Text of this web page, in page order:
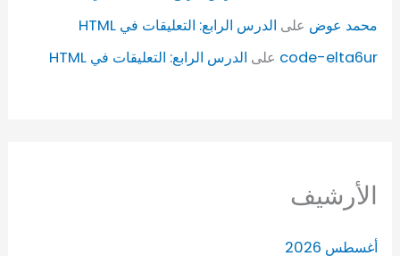
محمد عوض على الدرس الرابع: التعليقات في HTML
code-elta6ur على الدرس الرابع: التعليقات في HTML
الأرشيف
أغسطس 2026